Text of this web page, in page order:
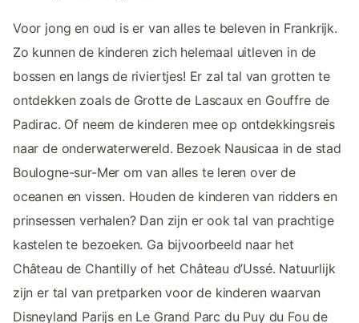
Voor jong en oud is er van alles te beleven in Frankrijk.
Zo kunnen de kinderen zich helemaal uitleven in de
bossen en langs de riviertjes! Er zal tal van grotten te
ontdekken zoals de Grotte de Lascaux en Gouffre de
Padirac. Of neem de kinderen mee op ontdekkingsreis
naar de onderwaterwereld. Bezoek Nausicaa in de stad
Boulogne-sur-Mer om van alles te leren over de
oceanen en vissen. Houden de kinderen van ridders en
prinsessen verhalen? Dan zijn er ook tal van prachtige
kastelen te bezoeken. Ga bijvoorbeeld naar het
Château de Chantilly of het Château d’Ussé. Natuurlijk
zijn er tal van pretparken voor de kinderen waarvan
Disneyland Parijs en Le Grand Parc du Puy du Fou de